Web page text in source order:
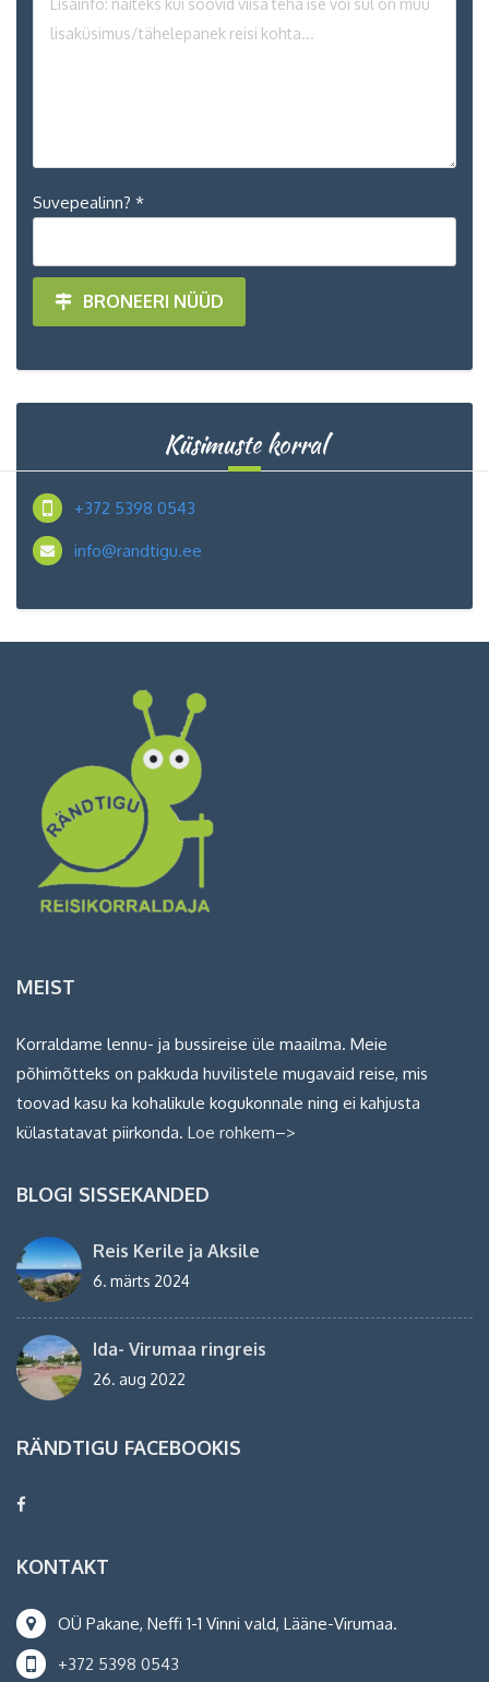
Suvepealinn? *
BRONEERI NÜÜD
Küsimuste korral
+372 5398 0543
info@randtigu.ee
MEIST
Korraldame lennu- ja bussireise üle maailma. Meie
põhimõtteks on pakkuda huvilistele mugavaid reise, mis
toovad kasu ka kohalikule kogukonnale ning ei kahjusta
külastatavat piirkonda. Loe rohkem–>
BLOGI SISSEKANDED
Reis Kerile ja Aksile
6. märts 2024
Ida- Virumaa ringreis
26. aug 2022
RÄNDTIGU FACEBOOKIS
KONTAKT
OÜ Pakane, Neffi 1-1 Vinni vald, Lääne-Virumaa.
+372 5398 0543